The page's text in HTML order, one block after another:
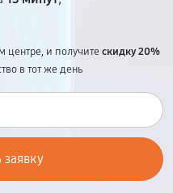
центре, и получитескидку 20%
в тот же день